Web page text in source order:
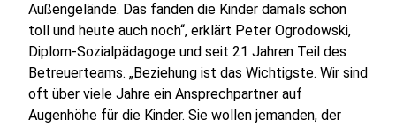
Außengelände. Das fanden die Kinder damals schon
toll und heute auch noch“, erklärt Peter Ogrodowski,
Diplom-Sozialpädagoge und seit 21 Jahren Teil des
Betreuerteams. „Beziehung ist das Wichtigste. Wir sind
oft über viele Jahre ein Ansprechpartner auf
Augenhöhe für die Kinder. Sie wollen jemanden, der